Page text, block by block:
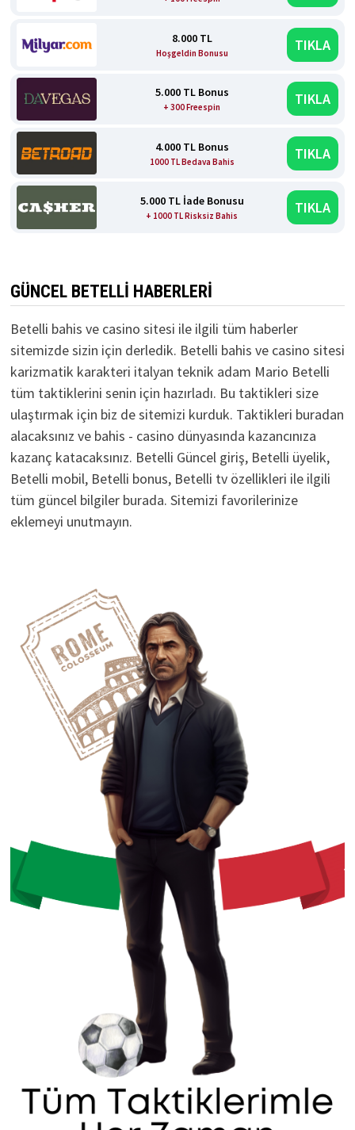
8.000 TL
Hoşgeldin Bonusu TIKLA
5.000 TL Bonus
+ 300 Freespin TIKLA
4.000 TL Bonus
1000 TL Bedava Bahis TIKLA
5.000 TL İade Bonusu
+ 1000 TL Risksiz Bahis TIKLA
GÜNCEL BETELLI HABERLERI
Betelli bahis ve casino sitesi ile ilgili tüm haberler
sitemizde sizin için derledik. Betelli bahis ve casino sitesi
karizmatik karakteri italyan teknik adam Mario Betelli
tüm taktiklerini senin için hazırladı. Bu taktikleri size
ulaştırmak için biz de sitemizi kurduk. Taktikleri buradan
alacaksınız ve bahis - casino dünyasında kazancınıza
kazanç katacaksınız. Betelli Güncel giriş, Betelli üyelik,
Betelli mobil, Betelli bonus, Betelli tv özellikleri ile ilgili
tüm güncel bilgiler burada. Sitemizi favorilerinize
eklemeyi unutmayın.